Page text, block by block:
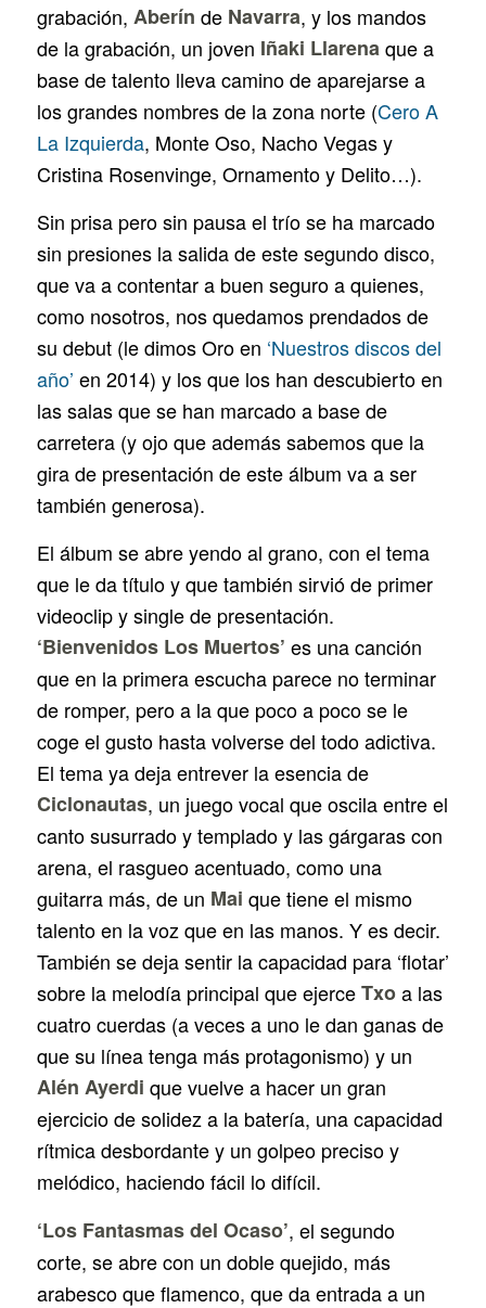
grabación, Aberín de Navarra, y los mandos
de la grabación, un joven Iñaki Llarenaque a
base de talento lleva camino de aparejarse a
los grandes nombres de la zona norte (Cero A
La Izquierda, Monte Oso, Nacho Vegas y
Cristina Rosenvinge, Ornamento y Delito…).
Sin prisa pero sin pausa el trío se ha marcado
sin presiones la salida de este segundo disco,
que va a contentar a buen seguro a quienes,
como nosotros, nos quedamos prendados de
su debut (le dimos Oro en ‘Nuestros discos del
año’ en 2014) y los que los han descubierto en
las salas que se han marcado a base de
carretera (y ojo que además sabemos que la
gira de presentación de este álbum va a ser
también generosa).
El álbum se abre yendo al grano, con el tema
que le da título y que también sirvió de primer
videoclip y single de presentación.
‘Bienvenidos Los Muertos’ es una canción
que en la primera escucha parece no terminar
de romper, pero a la que poco a poco se le
coge el gusto hasta volverse del todo adictiva.
El tema ya deja entrever la esencia de
Ciclonautas, un juego vocal que oscila entre el
canto susurrado y templado y las gárgaras con
arena, el rasgueo acentuado, como una
guitarra más, de un Mai que tiene el mismo
talento en la voz que en las manos. Y es decir.
También se deja sentir la capacidad para ‘flotar’
sobre la melodía principal que ejerceTxoa las
cuatro cuerdas (a veces a uno le dan ganas de
que su línea tenga más protagonismo) y un
Alén Ayerdi que vuelve a hacer un gran
ejercicio de solidez a la batería, una capacidad
rítmica desbordante y un golpeo preciso y
melódico, haciendo fácil lo difícil.
‘Los Fantasmas del Ocaso’, el segundo
corte, se abre con un doble quejido, más
arabesco que flamenco, que da entrada a un